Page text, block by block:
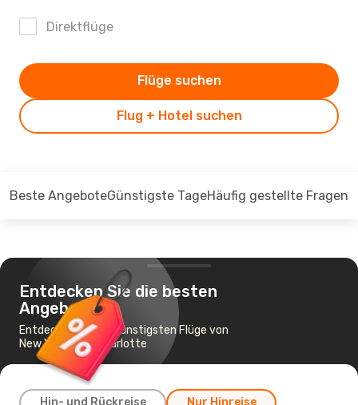
Direktflüge
Flug + Hotel suchen
Flüge suchen
Beste AngeboteGünstigste TageHäufig gestellte Fragen
Entdecken Sie die besten
Angebote
Entdecken Sie die günstigsten Flüge von
New York nach Charlotte
Hin- und Rückreise Nur Hinreise